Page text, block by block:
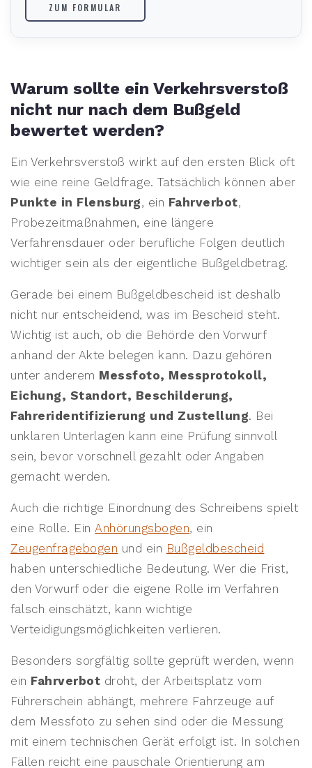
ZUM FORMULAR
Warum sollte ein Verkehrsverstoß
nicht nur nach dem Bußgeld
bewertet werden?
Ein Verkehrsverstoß wirkt auf den ersten Blick oft
wie eine reine Geldfrage. Tatsächlich können aber
Punkte in Flensburg, ein Fahrverbot,
Probezeitmaßnahmen, eine längere
Verfahrensdauer oder berufliche Folgen deutlich
wichtiger sein als der eigentliche Bußgeldbetrag.
Gerade bei einem Bußgeldbescheid ist deshalb
nicht nur entscheidend, was im Bescheid steht.
Wichtig ist auch, ob die Behörde den Vorwurf
anhand der Akte belegen kann. Dazu gehören
unter anderem Messfoto, Messprotokoll,
Eichung, Standort, Beschilderung,
Fahreridentifizierung und Zustellung. Bei
unklaren Unterlagen kann eine Prüfung sinnvoll
sein, bevor vorschnell gezahlt oder Angaben
gemacht werden.
Auch die richtige Einordnung des Schreibens spielt
eine Rolle. EinAnhörungsbogen, ein
Zeugenfragebogen und ein Bußgeldbescheid
haben unterschiedliche Bedeutung. Wer die Frist,
den Vorwurf oder die eigene Rolle im Verfahren
falsch einschätzt, kann wichtige
Verteidigungsmöglichkeiten verlieren.
Besonders sorgfältig sollte geprüft werden, wenn
ein Fahrverbot droht, der Arbeitsplatz vom
Führerschein abhängt, mehrere Fahrzeuge auf
dem Messfoto zu sehen sind oder die Messung
mit einem technischen Gerät erfolgt ist. In solchen
Fällen reicht eine pauschale Orientierung am